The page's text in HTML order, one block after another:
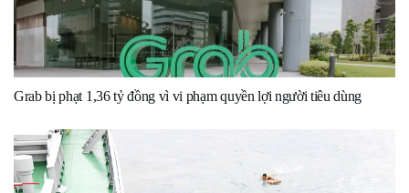
Grab bị phạt 1,36 tỷ đồng vì vi phạm quyền lợi người tiêu dùng